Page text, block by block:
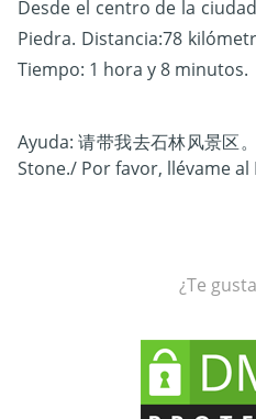
Desde el centro de la
Piedra. Distancia:78
Tiempo: 1 hora y 8 minutos.
Ayuda: 请带我去石林风景区
Stone./ Por favor, llévame al
¿Te